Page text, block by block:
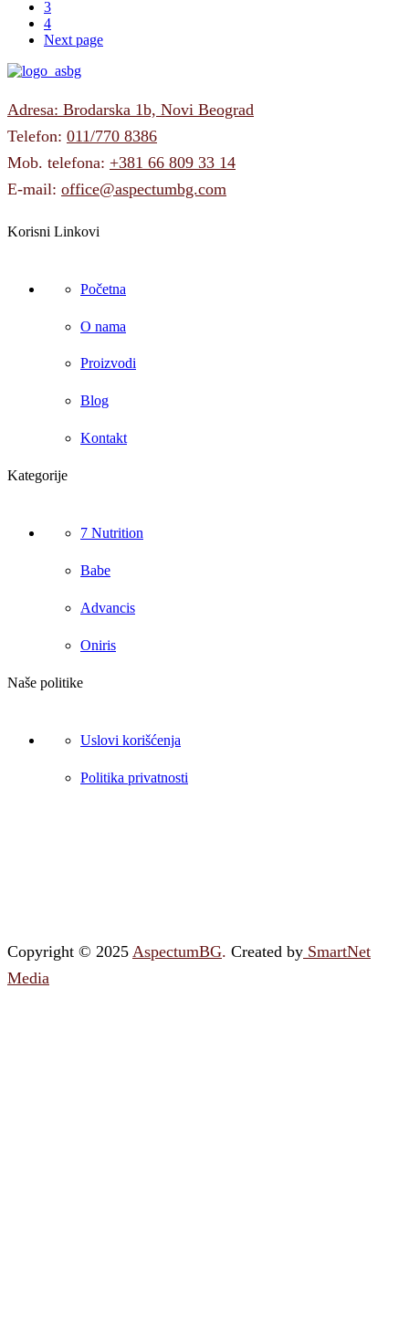
3
4
Next page
Adresa: Brodarska 1b, Novi Beograd
Telefon: 011/770 8386
Mob. telefona: +381 66 809 33 14
E-mail: office@aspectumbg.com
Korisni Linkovi
Početna
O nama
Proizvodi
Blog
Kontakt
Kategorije
7 Nutrition
Babe
Advancis
Oniris
Naše politike
Uslovi korišćenja
Politika privatnosti
Copyright © 2025 AspectumBG. Created by SmartNet
Media